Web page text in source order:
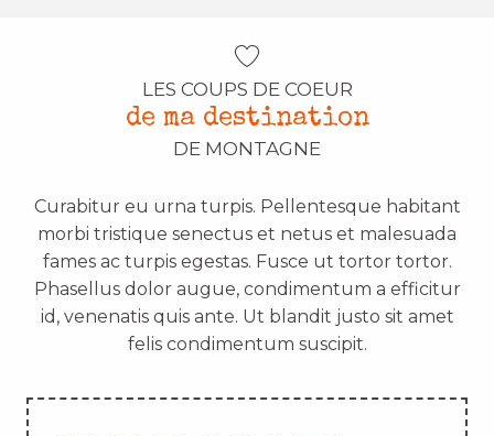
LES COUPS DE COEUR
de ma destination
DE MONTAGNE
Curabitur eu urna turpis. Pellentesque habitant
morbi tristique senectus et netus et malesuada
fames ac turpis egestas. Fusce ut tortor tortor.
Phasellus dolor augue, condimentum a efficitur
id, venenatis quis ante. Ut blandit justo sit amet
felis condimentum suscipit.